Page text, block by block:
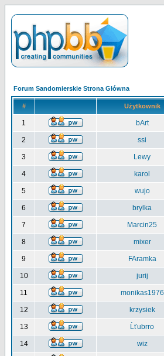
Forum Sandomierskie Strona Główna
# Użytkownik
1 bArt
2 ssi
3 Lewy
4 karol
5 wujo
6 brylka
7 Marcin25
8 mixer
9 FAramka
10 jurij
11 monikas1976
12 krzysiek
13 Ĺťubrro
14 wiz